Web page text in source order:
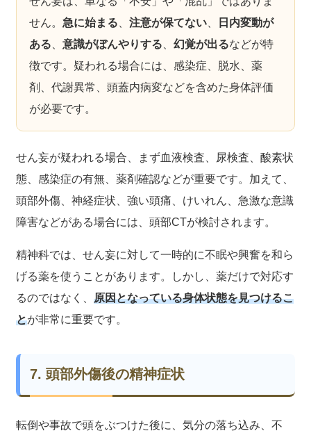
せん。急に始まる 、注意が保てない
日内変動が
ある 、意識がぼんやりする 、幻覚が出るなどが特
徴です。疑われる場合には、感染症、脱水、薬
剤、代謝異常、頭蓋内病変などを含めた身体評価
が必要です。
せん妄が疑われる場合、まず血液検査、尿検査、酸素状
態、感染症の有無、薬剤確認などが重要です。加えて、
頭部外傷、神経症状、強い頭痛、けいれん、急激な意識
障害などがある場合には、頭部CTが検討されます。
精神科では、せん妄に対して一時的に不眠や興奮を和ら
げる薬を使うことがあります。しかし、薬だけで対応す
るのではなく、原因となっている身体状態を見つけるこ
とが非常に重要です。
7. 頭部外傷後の精神症状
転倒や事故で頭をぶつけた後に、気分の落ち込み、不